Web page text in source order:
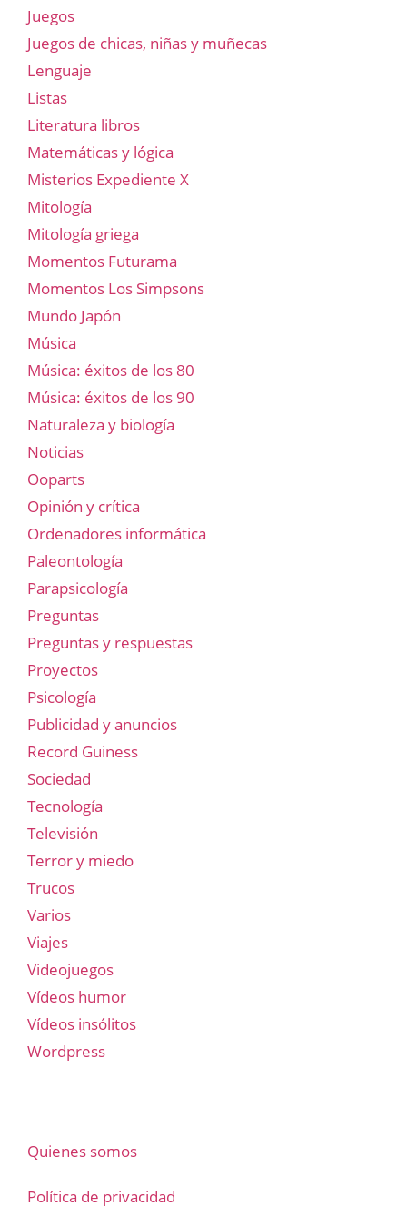
Juegos
Juegos de chicas, niñas y muñecas
Lenguaje
Listas
Literatura libros
Matemáticas y lógica
Misterios Expediente X
Mitología
Mitología griega
Momentos Futurama
Momentos Los Simpsons
Mundo Japón
Música
Música: éxitos de los 80
Música: éxitos de los 90
Naturaleza y biología
Noticias
Ooparts
Opinión y crítica
Ordenadores informática
Paleontología
Parapsicología
Preguntas
Preguntas y respuestas
Proyectos
Psicología
Publicidad y anuncios
Record Guiness
Sociedad
Tecnología
Televisión
Terror y miedo
Trucos
Varios
Viajes
Videojuegos
Vídeos humor
Vídeos insólitos
Wordpress
Quienes somos
Política de privacidad